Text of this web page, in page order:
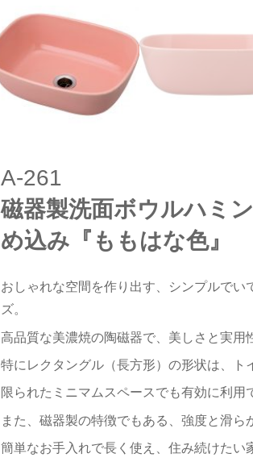
A-261
磁器製洗面ボウルハミ
め込み『ももはな色』
おしゃれな空間を作り出す、シンプルで
ズ。
高品質な美濃焼の陶磁器で、美しさと実用
特にレクタングル（長方形）の形状は、ト
限られたミニマムスペースでも有効に利用
また、磁器製の特徴でもある、強度と滑ら
簡単なお手入れで長く使え、住み続けたい